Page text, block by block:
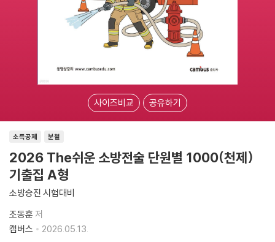
사이즈비교 공유하기
소득공제 분철
2026 The쉬운 소방전술 단원별 1000(천제)
기출집 A형
소방승진 시험대비
조동훈 저
캠버스
2026.05.13.